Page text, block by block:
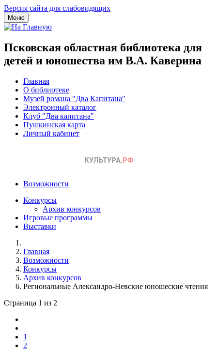
Версия сайта для слабовидящих
Меню
Псковская областная библиотека для
детей и юношества им В.А. Каверина
Главная
О библиотеке
Музей романа "Два Капитана"
Электронный каталог
Клуб "Два капитана"
Пушкинская карта
Личный кабинет
Возможности
Конкурсы
Архив конкурсов
Игровые программы
Выставки
Главная
Возможности
Конкурсы
Архив конкурсов
Региональные Александро-Невские юношеские чтения
Страница 1 из 2
1
2